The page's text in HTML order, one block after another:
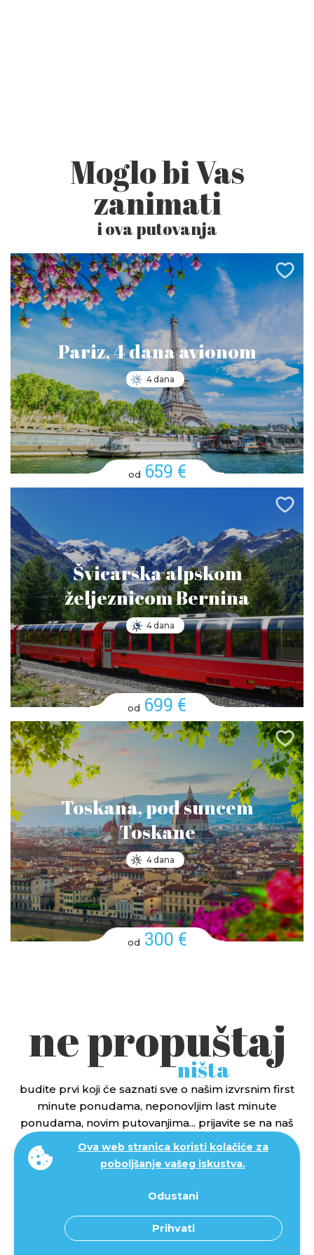
Ova web stranica koristi kolačiće za
poboljšanje vašeg iskustva.
Odustani
Prihvati
Moglo bi Vas
zanimati
i ova putovanja
Pariz, 4 dana avionom
4 dana
od 659 €
Švicarska alpskom
željeznicom Bernina
4 dana
od 699 €
Toskana, pod suncem
Toskane
4 dana
od 300 €
ne propuštaj
ništa
budite prvi koji će saznati sve o našim izvrsnim first
minute ponudama, neponovljim last minute
ponudama, novim putovanjima... prijavite se na naš
newsletter i ne propustite najbolje ponude.